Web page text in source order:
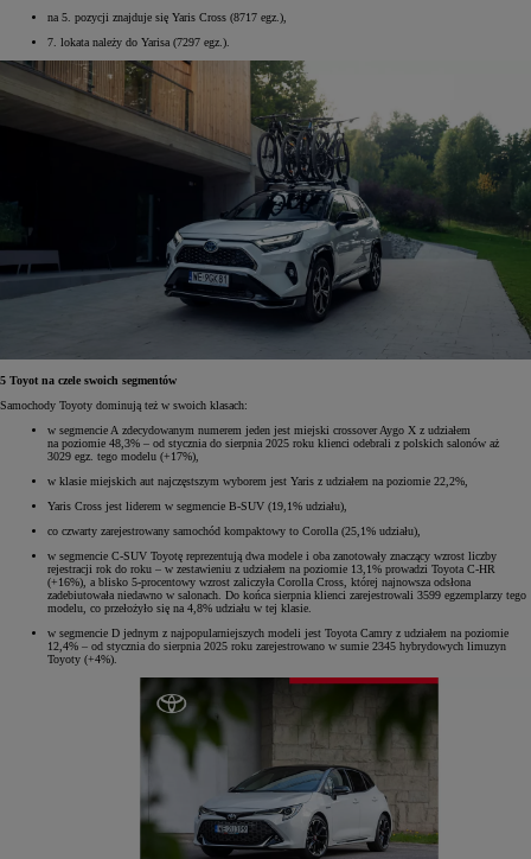
na 5. pozycji znajduje się Yaris Cross (8717 egz.),
7. lokata należy do Yarisa (7297 egz.).
5 Toyot na czele swoich segmentów
Samochody Toyoty dominują też w swoich klasach:
w segmencie A zdecydowanym numerem jeden jest miejski crossover Aygo X z udziałem
na poziomie 48,3% – od stycznia do sierpnia 2025 roku klienci odebrali z polskich salonów aż
3029 egz. tego modelu (+17%),
w klasie miejskich aut najczęstszym wyborem jest Yaris z udziałem na poziomie 22,2%,
Yaris Cross jest liderem w segmencie B-SUV (19,1% udziału),
co czwarty zarejestrowany samochód kompaktowy to Corolla (25,1% udziału),
w segmencie C-SUV Toyotę reprezentują dwa modele i oba zanotowały znaczący wzrost liczby
rejestracji rok do roku – w zestawieniu z udziałem na poziomie 13,1% prowadzi Toyota C-HR
(+16%), a blisko 5-procentowy wzrost zaliczyła Corolla Cross, której najnowsza odsłona
zadebiutowała niedawno w salonach. Do końca sierpnia klienci zarejestrowali 3599 egzemplarzy tego
modelu, co przełożyło się na 4,8% udziału w tej klasie.
w segmencie D jednym z najpopularniejszych modeli jest Toyota Camry z udziałem na poziomie
12,4% – od stycznia do sierpnia 2025 roku zarejestrowano w sumie 2345 hybrydowych limuzyn
Toyoty (+4%).